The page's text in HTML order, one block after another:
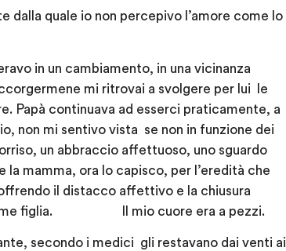
dalla quale io non percepivo l’amore come lo
in un cambiamento, in una vicinanza
mi ritrovai a svolgere per lui le
Papà continuava ad esserci praticamente, a
non mi sentivo vista se non in funzione dei
un abbraccio affettuoso, uno sguardo
mamma, ora lo capisco, per l’eredità che
il distacco affettivo e la chiusura
come figlia. Il mio cuore era a pezzi.
secondo i medici gli restavano dai venti ai